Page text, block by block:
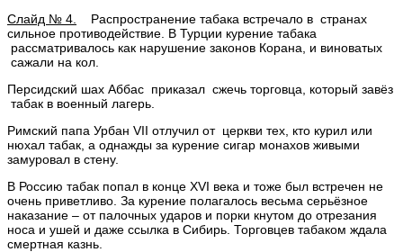
Слайд № 4.
Распространение табака встречало в странах
сильное противодействие. В Турции курение табака
рассматривалось как нарушение законов Корана, и виноватых
сажали на кол.
Персидский шах Аббас приказал сжечь торговца, который завёз
табак в военный лагерь.
Римский папа Урбан VII отлучил от церкви тех, кто курил или
нюхал табак, а однажды за курение сигар монахов живыми
замуровал в стену.
В Россию табак попал в конце XVI века и тоже был встречен не
очень приветливо. За курение полагалось весьма серьёзное
наказание – от палочных ударов и порки кнутом до отрезания
носа и ушей и даже ссылка в Сибирь. Торговцев табаком ждала
смертная казнь.